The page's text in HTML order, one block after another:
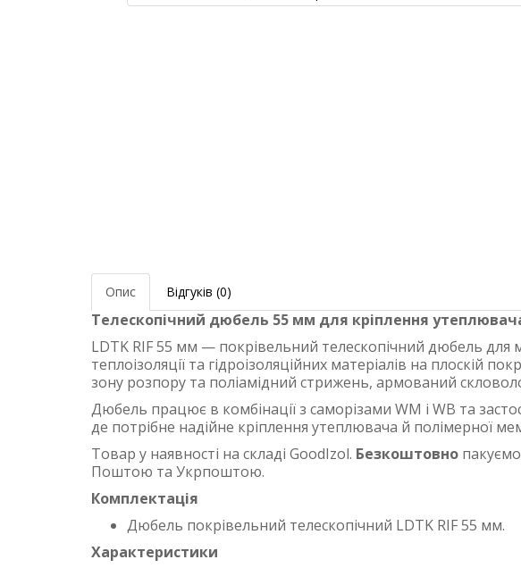
Опис Відгуків (0)
Телескопічний дюбель 55 мм для кріплення
LDTK RIF 55 мм — покрівельний телескопічний дюбель для
теплоізоляції та гідроізоляційних матеріалів на плоскій
зону розпору та поліамідний стрижень, армований
Дюбель працює в комбінації з саморізами WM і WB та
де потрібне надійне кріплення утеплювача й полімерної
Товар у наявності на складі GoodIzol. Безкоштовно
Поштою та Укрпоштою.
Комплектація
Дюбель покрівельний телескопічний LDTK RIF 55 мм.
Характеристики